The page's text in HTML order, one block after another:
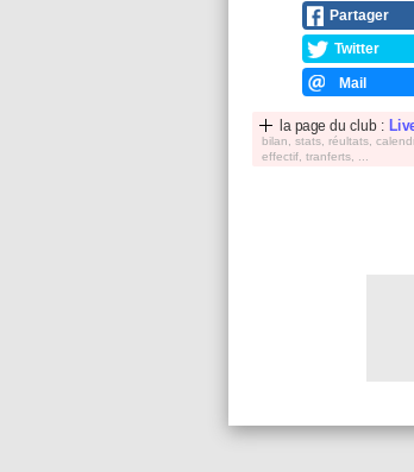
Partager
Twitter
Mail
la page du club :
bilan, stats, réultats,
effectif, tranferts, ...